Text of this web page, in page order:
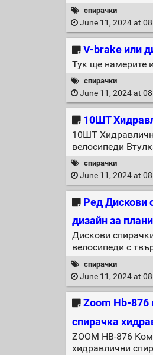
спирачки
June 11, 2024 at
V-brake или
Тук ще намерите
спирачки
June 11, 2024 at
10ШТ
10ШТ
велосипеди
спирачки
June 11, 2024 at
Ред Дискови
дизайн за
Дискови
велосипеди с
спирачки
June 11, 2024 at
Zoom Hb-876
спирачка
ZOOM HB-876
хидравлични